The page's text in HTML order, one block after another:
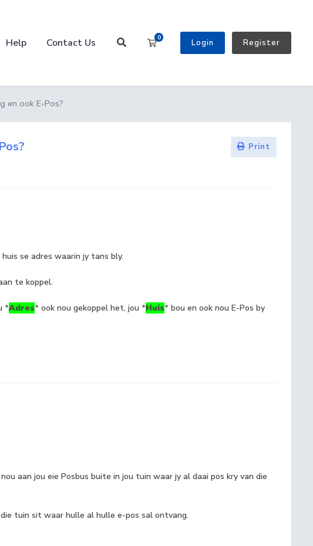
Help Contact Us 0
Shopping Cart
Login Register
en ook E-Pos?
Print
se adres waarin jy tans bly.
te koppel.
*Adres* ook nou gekoppel het, jou *Huis* bou en ook nou E-Pos by
aan jou eie Posbus buite in jou tuin waar jy al daai pos kry van die
tuin sit waar hulle al hulle e-pos sal ontvang.